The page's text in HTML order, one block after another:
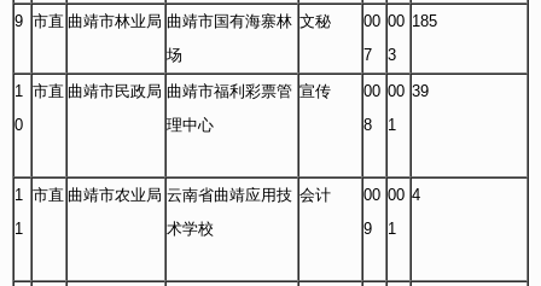
9 市直 曲靖市林业局 曲靖市国有海寨林
场
文秘
00
7
00
3
185
1
0
市直 曲靖市民政局 曲靖市福利彩票管
理中心
宣传
00
8
00
1
39
1
1
市直 曲靖市农业局 云南省曲靖应用技
术学校
会计
00
9
00
1
4